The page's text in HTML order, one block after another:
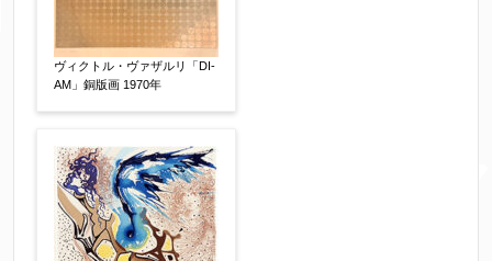
ヴィクトル・ヴァザルリ「DI-
AM」銅版画 1970年